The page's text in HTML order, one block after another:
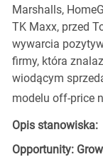
Marshalls,
TK Maxx, przed
wywarcia
firmy, która
wiodącym
modelu off-price
Opis stanowiska:
Opportunity: